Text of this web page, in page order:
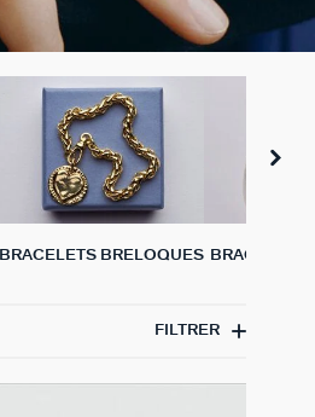
BRACELETS BRELOQUES BRACELETS
FILTRER